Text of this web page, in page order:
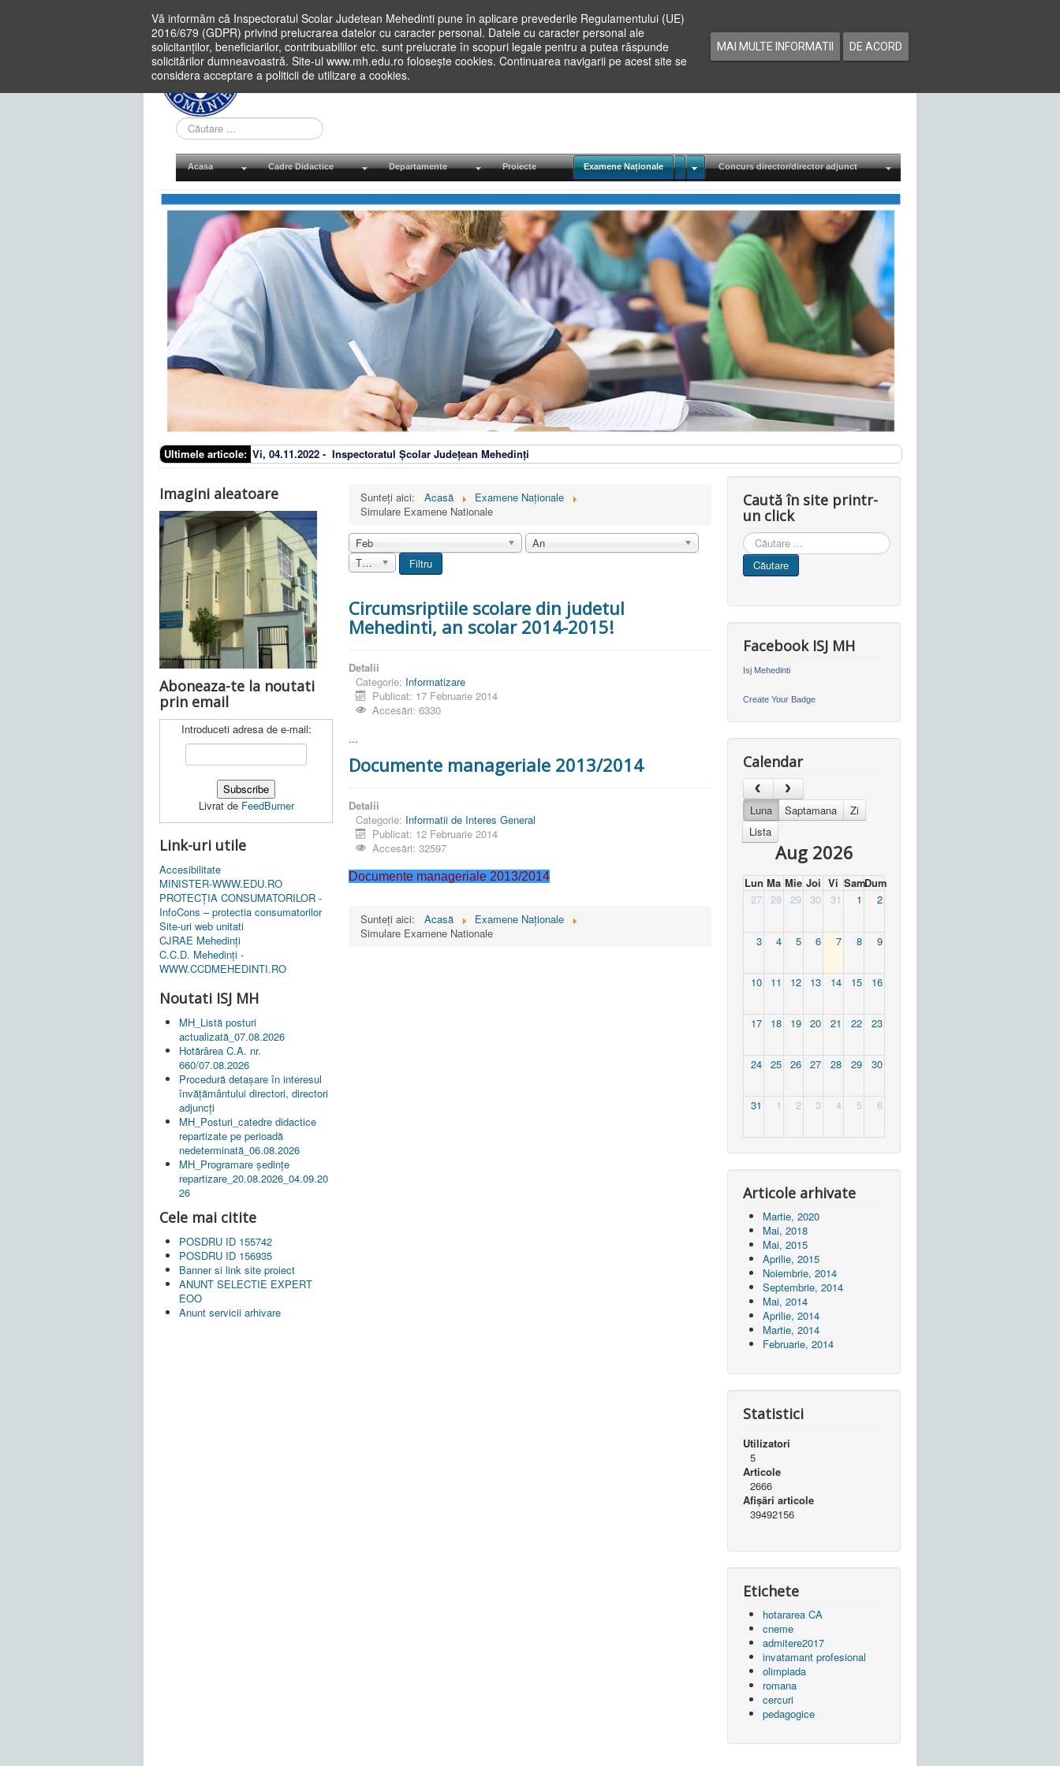
Vă informăm că Inspectoratul Scolar Judetean Mehedinti pune în aplicare prevederile Regulamentului (UE)
2016/679 (GDPR) privind prelucrarea datelor cu caracter personal. Datele cu caracter personal ale
solicitanților, beneficiarilor, contribuabililor etc. sunt prelucrate în scopuri legale pentru a putea răspunde
solicitărilor dumneavoastră. Site-ul www.mh.edu.ro folosește cookies. Continuarea navigarii pe acest site se
considera acceptare a politicii de utilizare a cookies.
MAI MULTE INFORMATII DE ACORD
Cauta
in
site
Acasa Cadre Didactice Departamente Proiecte Examene Naționale Concurs director/director adjunct
Ultimele articole: Vi, 04.11.2022 - Inspectoratul Școlar Județean Mehedinți
Imagini aleatoare
Aboneaza-te la noutati
prin email
Introduceti adresa de e-mail:
Livrat de FeedBurner
Link-uri utile
Accesibilitate
MINISTER-WWW.EDU.RO
PROTECȚIA CONSUMATORILOR -
InfoCons – protectia consumatorilor
Site-uri web unitati
CJRAE Mehedinți
C.C.D. Mehedinţi -
WWW.CCDMEHEDINTI.RO
Noutati ISJ MH
MH_Listă posturi
actualizată_07.08.2026
Hotărârea C.A. nr.
660/07.08.2026
Procedură detașare în interesul
învățământului directori, directori
adjuncți
MH_Posturi_catedre didactice
repartizate pe perioadă
nedeterminată_06.08.2026
MH_Programare ședințe
repartizare_20.08.2026_04.09.20
26
Cele mai citite
POSDRU ID 155742
POSDRU ID 156935
Banner si link site proiect
ANUNT SELECTIE EXPERT
EOO
Anunt servicii arhivare
Sunteți aici: Acasă
Examene Naționale
Simulare Examene Nationale
Feb
An
Toate
Filtru
Circumsriptiile scolare din judetul
Mehedinti, an scolar 2014-2015!
Detalii
Categorie: Informatizare
Publicat: 17 Februarie 2014
Accesări: 6330
...
Documente manageriale 2013/2014
Detalii
Categorie: Informatii de Interes General
Publicat: 12 Februarie 2014
Accesări: 32597
Documente manageriale 2013/2014
Sunteți aici: Acasă
Examene Naționale
Simulare Examene Nationale
Caută în site printr-
un click
Cauta
in
site
Căutare
Facebook ISJ MH
Isj Mehedinti
Create Your Badge
Calendar
Luna Saptamana
Zi
Lista
Aug 2026
Lun Ma Mie Joi Vi SamDum
27
28 29 30 31 1 2
3 4 5 6 7 8 9
10 11 12 13 14 15 16
17 18 19 20 21 22 23
24 25 26 27 28 29 30
31 1 2 3 4 5 6
Articole arhivate
Martie, 2020
Mai, 2018
Mai, 2015
Aprilie, 2015
Noiembrie, 2014
Septembrie, 2014
Mai, 2014
Aprilie, 2014
Martie, 2014
Februarie, 2014
Statistici
Utilizatori
5
Articole
2666
Afișări articole
39492156
Etichete
hotararea CA
cneme
admitere2017
invatamant profesional
olimpiada
romana
cercuri
pedagogice